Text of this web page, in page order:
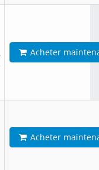
Acheter
Acheter